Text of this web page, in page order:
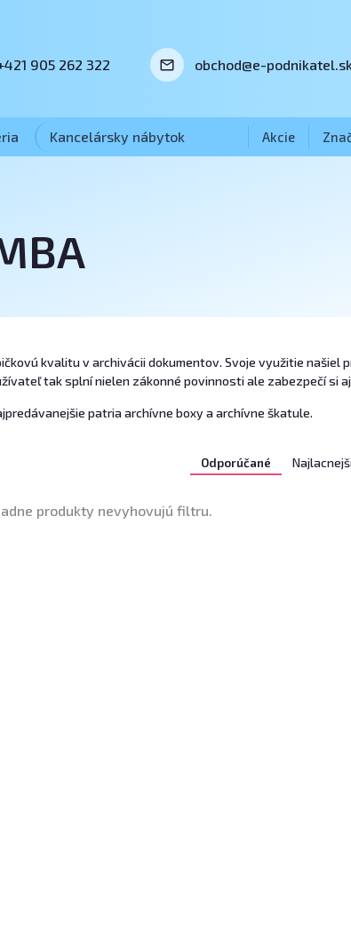
905 262 322 obchod@e-podnikatel.sk
Kancelársky nábytok Akcie
kvalitu v archivácii dokumentov. Svoje využitie našiel
tak splní nielen zákonné povinnosti ale zabezpečí si
patria archívne boxy a archívne škatule.
Odporúčané
produkty nevyhovujú filtru.